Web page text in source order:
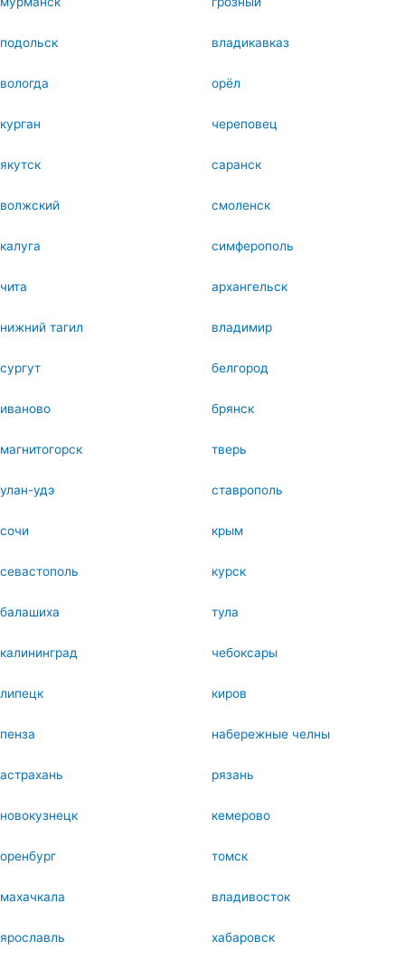
подольск владикавказ
вологда орёл
курган череповец
якутск саранск
волжский смоленск
калуга симферополь
чита архангельск
нижний тагил владимир
сургут белгород
иваново брянск
магнитогорск тверь
улан-удэ ставрополь
сочи крым
севастополь курск
балашиха тула
калининград чебоксары
липецк киров
пенза набережные челны
астрахань рязань
новокузнецк кемерово
оренбург томск
махачкала владивосток
ярославль хабаровск